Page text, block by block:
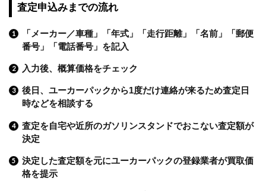
査定申込みまでの流れ
「メーカー／車種」「年式」「走行距離」「名前」「郵便
番号」「電話番号」を記入
入力後、概算価格をチェック
後日、ユーカーパックから1度だけ連絡が来るため査定日
時などを相談する
査定を自宅や近所のガソリンスタンドでおこない査定額が
決定
決定した査定額を元にユーカーパックの登録業者が買取価
格を提示